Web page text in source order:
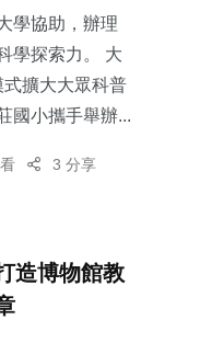
學協助，辦理
學探索力。 大
擴大大眾科普
國小攜手舉辦...
3 分享
造博物館教